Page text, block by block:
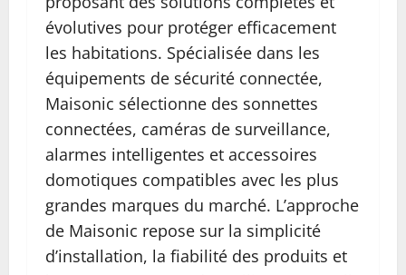
évolutives pour protéger efficacement
les habitations. Spécialisée dans les
équipements de sécurité connectée,
Maisonic sélectionne des sonnettes
connectées, caméras de surveillance,
alarmes intelligentes et accessoires
domotiques compatibles avec les plus
grandes marques du marché. L’approche
de Maisonic repose sur la simplicité
d’installation, la fiabilité des produits et